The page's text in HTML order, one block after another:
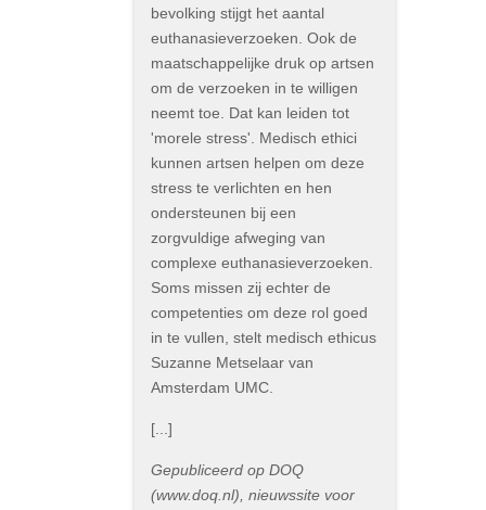
bevolking stijgt het aantal
euthanasieverzoeken. Ook de
maatschappelijke druk op artsen
om de verzoeken in te willigen
neemt toe. Dat kan leiden tot
'morele stress'. Medisch ethici
kunnen artsen helpen om deze
stress te verlichten en hen
ondersteunen bij een
zorgvuldige afweging van
complexe euthanasieverzoeken.
Soms missen zij echter de
competenties om deze rol goed
in te vullen, stelt medisch ethicus
Suzanne Metselaar van
Amsterdam UMC.
[...]
Gepubliceerd op DOQ
(www.doq.nl), nieuwssite voor